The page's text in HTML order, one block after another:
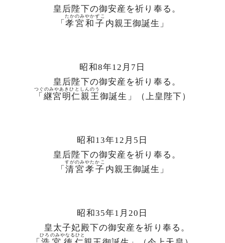
皇后陛下の御安産を祈り奉る。
「 孝宮和子
たかのみやかずこ
内親王御誕生」
昭和8年12月7日
皇后陛下の御安産を祈り奉る。
「継宮明仁親王
つぐのみやあきひとしんのう
御誕生」（ 上 皇陛下）
昭和13年12月5日
皇后陛下の御安産を祈り奉る。
「 清宮孝子
すがのみやたかこ
内親王御誕生」
昭和35年1月20日
皇太子妃殿下の御安産を祈り奉る。
ひろのみやなるひと